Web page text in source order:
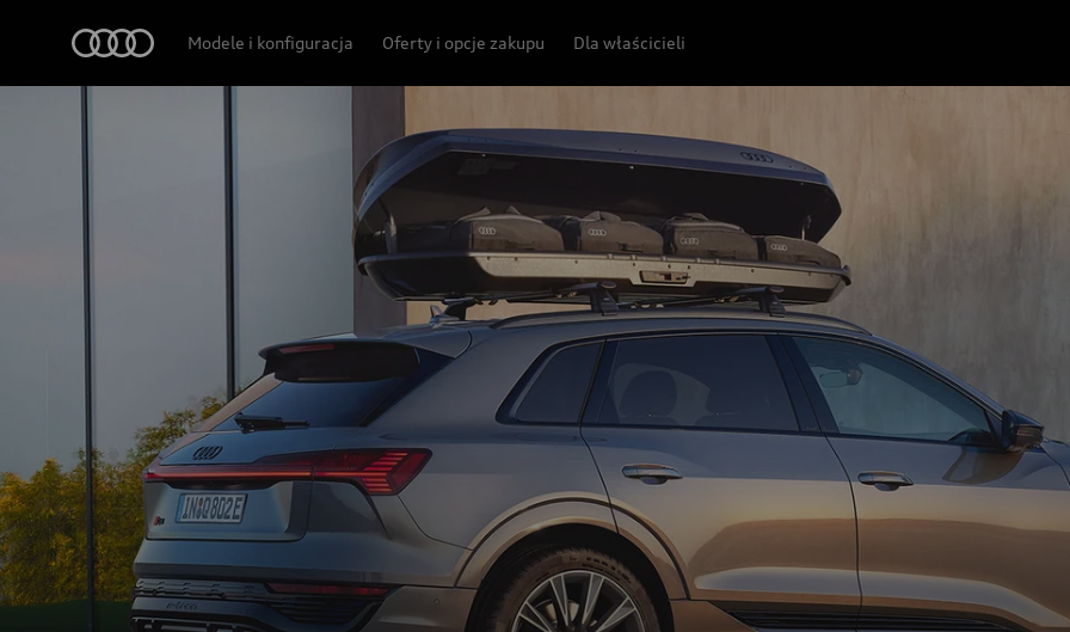
Modele i konfiguracja Oferty i opcje zakupu Dla właścicieli